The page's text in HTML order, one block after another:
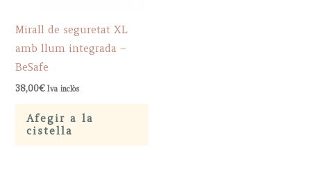
Mirall de seguretat XL
amb llum integrada –
BeSafe
38,00€ Iva inclòs
Afegir a la
cistella